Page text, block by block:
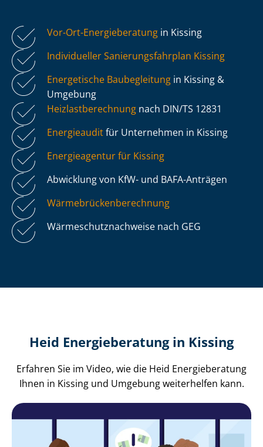
Vor-Ort-Energieberatung in Kissing
Individueller Sa­nie­rungs­fahr­plan Kissing
Energetische Baubegleitung in Kissing &
Umgebung
Heiz­last­be­rech­nung nach DIN/TS 12831
Energieauditfür Unternehmen in Kissing
Energieagentur für Kissing
Abwicklung von KfW- und BAFA-Anträgen
Wär­me­brü­cken­be­rech­nung
Wär­me­schutz­nach­wei­se nach GEG
Heid Energieberatung in Kissing
Erfahren Sie im Video, wie die Heid Energieberatung
Ihnen in Kissing und Umgebung weiterhelfen kann.